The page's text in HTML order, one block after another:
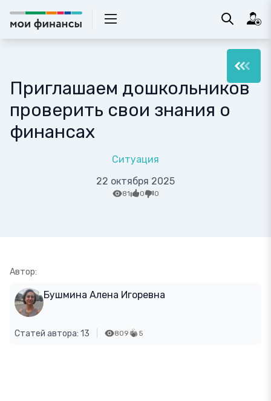
Приглашаем дошкольников
проверить свои знания о
финансах
Ситуация
22 октября 2025
81 0 0
Автор:
Бушмина Алена Игоревна
Статей автора: 13 809 5